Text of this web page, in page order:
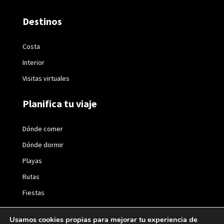
Destinos
Costa
Interior
Visitas virtuales
Planifica tu viaje
Dónde comer
Dónde dormir
Playas
Rutas
Fiestas
Usamos cookies propias para mejorar tu experiencia de